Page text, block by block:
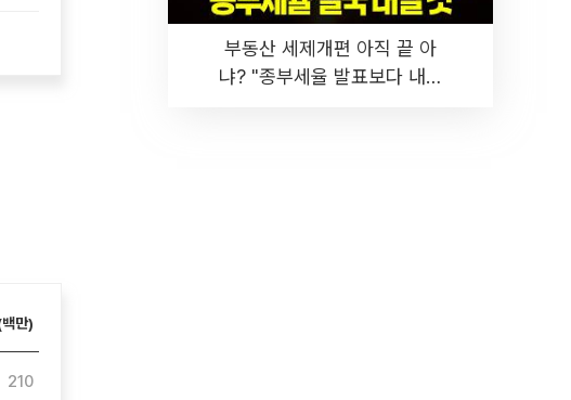
부동산 세제개편 아직 끝 아
냐? "종부세율 발표보다 내릴